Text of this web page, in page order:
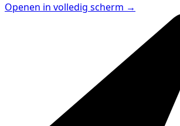
Openen in volledig scherm →